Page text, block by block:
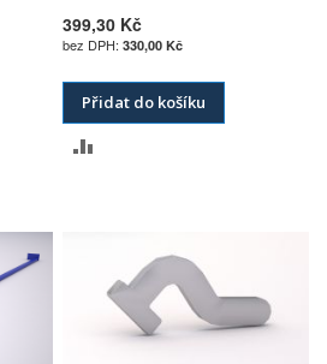
399,30 Kč
330,00 Kč
Přidat do košíku